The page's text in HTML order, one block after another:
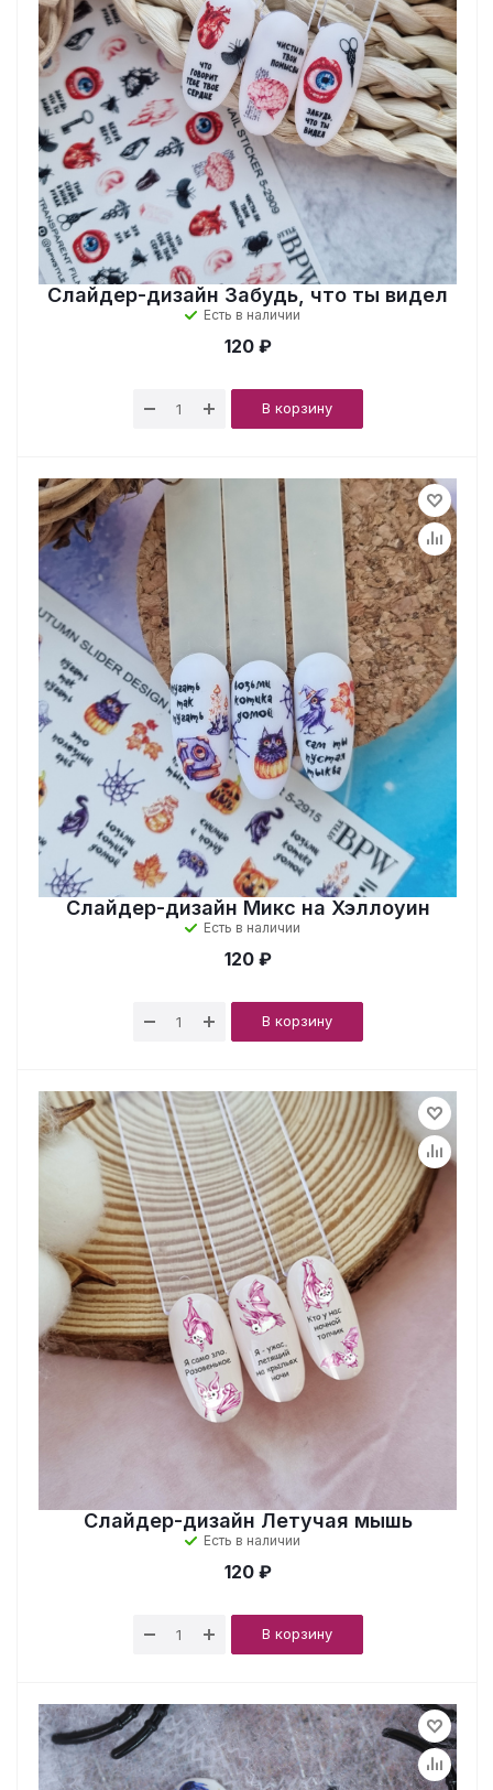
Слайдер-дизайн Забудь, что ты видел
Есть в наличии
120 ₽
В корзину
Слайдер-дизайн Микс на Хэллоуин
Есть в наличии
120 ₽
В корзину
Слайдер-дизайн Летучая мышь
Есть в наличии
120 ₽
В корзину